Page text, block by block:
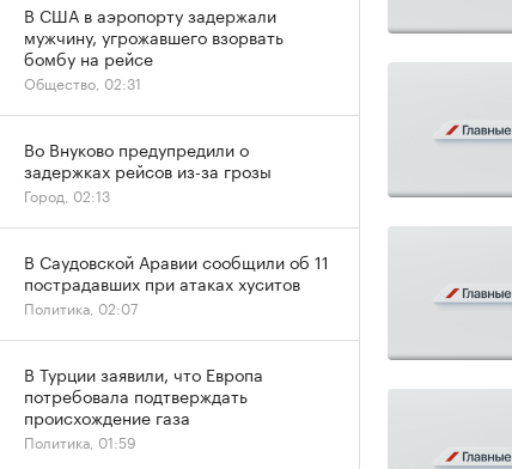
В США в аэропорту задержали
мужчину, угрожавшего взорвать
бомбу на рейсе
Общество, 02:31
Во Внуково предупредили о
задержках рейсов из-за грозы
Город, 02:13
В Саудовской Аравии сообщили об 11
пострадавших при атаках хуситов
Политика, 02:07
В Турции заявили, что Европа
потребовала подтверждать
происхождение газа
Политика, 01:59